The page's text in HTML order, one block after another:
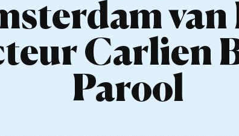
Carlien
Parool